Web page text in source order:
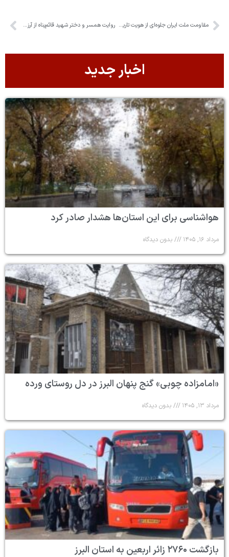
مقاومت ملت ایران جلوه‌ای از هویت تاریخی و ملی کشور است روایت همسر و دختر شهید قائم‌پناه از آرزوی دیرینه پدرش
اخبار جدید
هواشناسی برای این استان‌ها هشدار صادر کرد
مرداد ۱۶, ۱۴۰۵ بدون دیدگاه
«امامزاده چوبی» گنج پنهان البرز در دل روستای ورده
مرداد ۱۳, ۱۴۰۵ بدون دیدگاه
بازگشت ۲۷۶۰ زائر اربعین به استان البرز